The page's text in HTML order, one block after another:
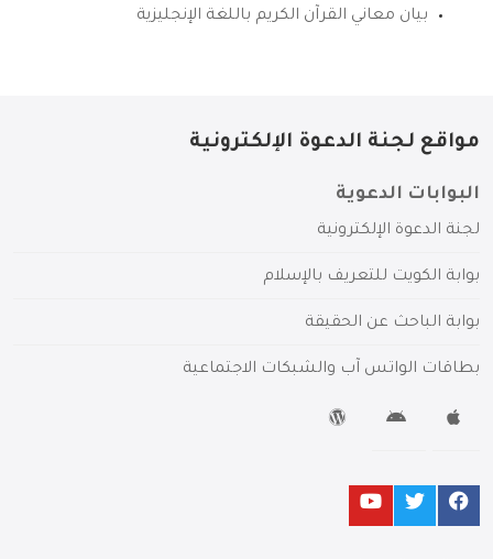
بيان معاني القرآن الكريم باللغة الإنجليزية
مواقع لجنة الدعوة الإلكترونية
البوابات الدعوية
لجنة الدعوة الإلكترونية
بوابة الكويت للتعريف بالإسلام
بوابة الباحث عن الحقيقة
بطاقات الواتس آب والشبكات الاجتماعية